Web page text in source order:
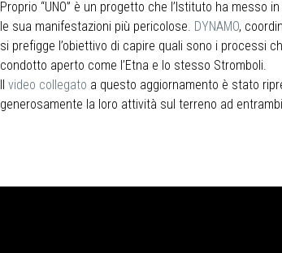
Proprio “UNO” è un progetto che l’Istituto ha messo
le sua manifestazioni più pericolose. DYNAMO,
si prefigge l’obiettivo di capire quali sono i processi
condotto aperto come l’Etna e lo stesso Stromboli.
video collegato a questo aggiornamento è stato
generosamente la loro attività sul terreno ad